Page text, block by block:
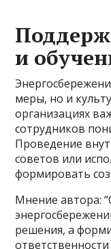
и
меры, но и
организациях
сотрудников
Проведение
советов или
формировать
Мнение автора:
решения, а